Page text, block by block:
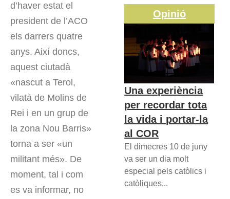
d’haver estat el
president de l’ACO
els darrers quatre
anys. Així doncs,
aquest ciutadà
«nascut a Terol,
vilatà de Molins de
Rei i en un grup de
la zona Nou Barris»
torna a ser «un
militant més». De
moment, tal i com
es va informar, no
Opinió
Una experiència
per recordar tota
la vida i portar-la
al COR
El dimecres 10 de juny
va ser un dia molt
especial pels catòlics i
catòliques...